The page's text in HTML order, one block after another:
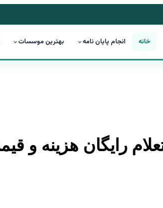
خانه انجام پایان نامه بهترین موسسات
رایگان هزینه و